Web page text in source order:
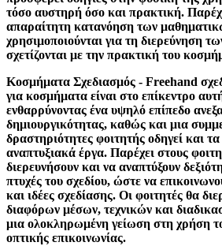
τόσο αυστηρή όσο και πρακτική.
απαραίτητη κατανόηση των
χρησιμοποιούνται για τη διερεύνηση
σχετίζονται με την πρακτική του
Κοσμήματα Σχεδιασμός - Freehand
για κοσμήματα είναι στο επίκεντρο
ενθαρρύνοντας ένα υψηλό επίπεδο
δημιουργικότητας, καθώς και μια
δραστηριότητες φοιτητής οδηγεί και
αναπτυξιακά έργα. Παρέχει στους
διερευνήσουν και να αναπτύξουν
πτυχές του σχεδίου, ώστε να
και ιδέες σχεδίασης. Οι φοιτητές θα
διαφόρων μέσων, τεχνικών και
μια ολοκληρωμένη γείωση στη χρήση
οπτικής επικοινωνίας.